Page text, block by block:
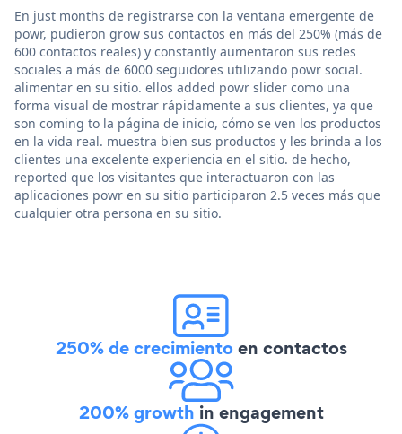
En just months de registrarse con la ventana emergente de
powr, pudieron grow sus contactos en más del 250% (más de
600 contactos reales) y constantly aumentaron sus redes
sociales a más de 6000 seguidores utilizando powr social.
alimentar en su sitio. ellos added powr slider como una
forma visual de mostrar rápidamente a sus clientes, ya que
son coming to la página de inicio, cómo se ven los productos
en la vida real. muestra bien sus productos y les brinda a los
clientes una excelente experiencia en el sitio. de hecho,
reported que los visitantes que interactuaron con las
aplicaciones powr en su sitio participaron 2.5 veces más que
cualquier otra persona en su sitio.
250% de crecimientoen contactos
200% growth in engagement